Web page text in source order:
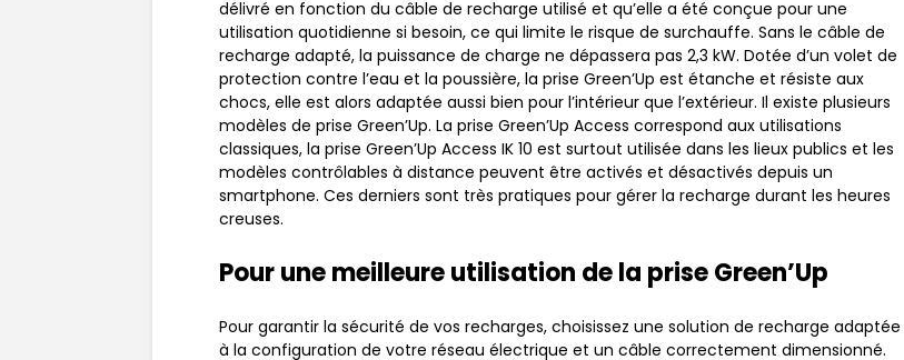
délivré en fonction du câble de recharge utilisé et qu’elle a été conçue pour une
utilisation quotidienne si besoin, ce qui limite le risque de surchauffe. Sans le câble de
recharge adapté, la puissance de charge ne dépassera pas 2,3 kW. Dotée d’un volet de
protection contre l’eau et la poussière, la prise Green’Up est étanche et résiste aux
chocs, elle est alors adaptée aussi bien pour l’intérieur que l’extérieur. Il existe plusieurs
modèles de prise Green’Up. La prise Green’Up Access correspond aux utilisations
classiques, la prise Green’Up Access IK 10 est surtout utilisée dans les lieux publics et les
modèles contrôlables à distance peuvent être activés et désactivés depuis un
smartphone. Ces derniers sont très pratiques pour gérer la recharge durant les heures
creuses.
Pour une meilleure utilisation de la prise Green’Up
Pour garantir la sécurité de vos recharges, choisissez une solution de recharge adaptée
à la configuration de votre réseau électrique et un câble correctement dimensionné.